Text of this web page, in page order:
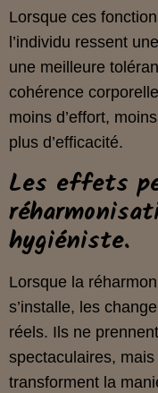
Lorsque ces
l’individu ressent
une meilleure
cohérence
moins d’effort,
plus d’efficacité.
Les effets
hygiéniste.
Lorsque la
s’installe, les
réels. Ils ne
spectaculaires,
transforment la